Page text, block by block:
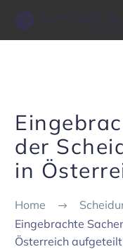
der
in
Home
Einge­brachte
Öster­reich